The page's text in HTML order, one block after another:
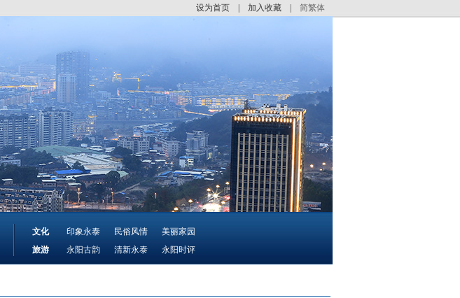
设为首页 加入收藏 简繁体
文化
旅游
印象永泰
永阳古韵
民俗风情
清新永泰
美丽家园
永阳时评